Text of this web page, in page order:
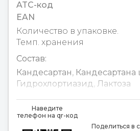
ATC-код
EAN
Количество в упаковке.
Темп. хранения
Состав:
Кандесартан, Кандесартана
Гидрохлортиазид
Лактоза
Candesartan
Hydrochlorothiazid
Наведите
телефон на qr-код
Поделиться в